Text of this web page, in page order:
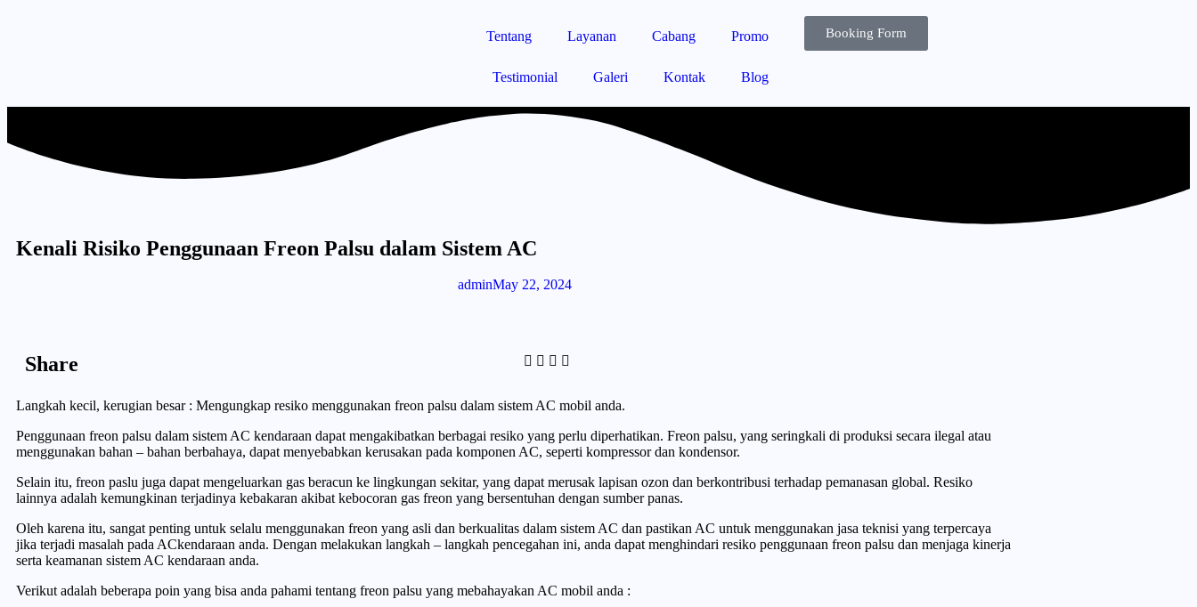
Tentang Layanan Cabang Promo
Testimonial Galeri Kontak Blog
Booking Form
Kenali Risiko Penggunaan Freon Palsu dalam Sistem AC
adminMay 22, 2024
Share
Langkah kecil, kerugian besar : Mengungkap resiko menggunakan freon palsu dalam sistem AC mobil anda.
Penggunaan freon palsu dalam sistem AC kendaraan dapat mengakibatkan berbagai resiko yang perlu diperhatikan. Freon palsu, yang seringkali di produksi secara ilegal atau
menggunakan bahan – bahan berbahaya, dapat menyebabkan kerusakan pada komponen AC, seperti kompressor dan kondensor.
Selain itu, freon paslu juga dapat mengeluarkan gas beracun ke lingkungan sekitar, yang dapat merusak lapisan ozon dan berkontribusi terhadap pemanasan global. Resiko
lainnya adalah kemungkinan terjadinya kebakaran akibat kebocoran gas freon yang bersentuhan dengan sumber panas.
Oleh karena itu, sangat penting untuk selalu menggunakan freon yang asli dan berkualitas dalam sistem AC dan pastikan AC untuk menggunakan jasa teknisi yang terpercaya
jika terjadi masalah pada ACkendaraan anda. Dengan melakukan langkah – langkah pencegahan ini, anda dapat menghindari resiko penggunaan freon palsu dan menjaga kinerja
serta keamanan sistem AC kendaraan anda.
Verikut adalah beberapa poin yang bisa anda pahami tentang freon palsu yang mebahayakan AC mobil anda :